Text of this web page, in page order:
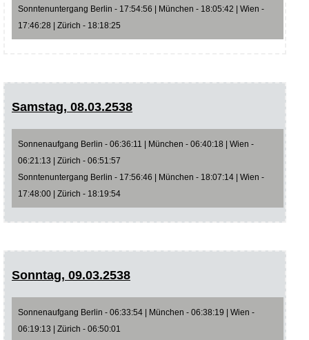
Sonntenuntergang Berlin - 17:54:56 | München - 18:05:42 | Wien -
17:46:28 | Zürich - 18:18:25
Samstag, 08.03.2538
Sonnenaufgang Berlin - 06:36:11 | München - 06:40:18 | Wien -
06:21:13 | Zürich - 06:51:57
Sonntenuntergang Berlin - 17:56:46 | München - 18:07:14 | Wien -
17:48:00 | Zürich - 18:19:54
Sonntag, 09.03.2538
Sonnenaufgang Berlin - 06:33:54 | München - 06:38:19 | Wien -
06:19:13 | Zürich - 06:50:01